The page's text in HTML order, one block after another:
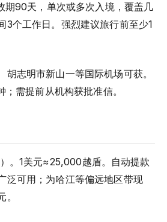
期90天，单次或多次入境，覆盖几
3个工作日。强烈建议旅行前至少1
胡志明市新山一等国际机场可获。
需提前从机构获批准信。
。1美元≈25,000越盾。自动提款
泛可用；为哈江等偏远地区带现